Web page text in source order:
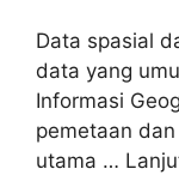
Data spasial
data yang
Informasi
pemetaan
utama …